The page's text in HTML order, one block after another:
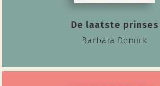
De laatste prinses
Barbara Demick